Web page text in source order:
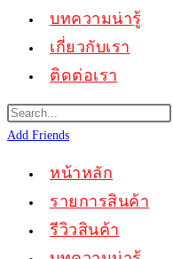
บทความน่ารู้
เกี่ยวกับเรา
ติดต่อเรา
Add Friends
หน้าหลัก
รายการสินค้า
รีวิวสินค้า